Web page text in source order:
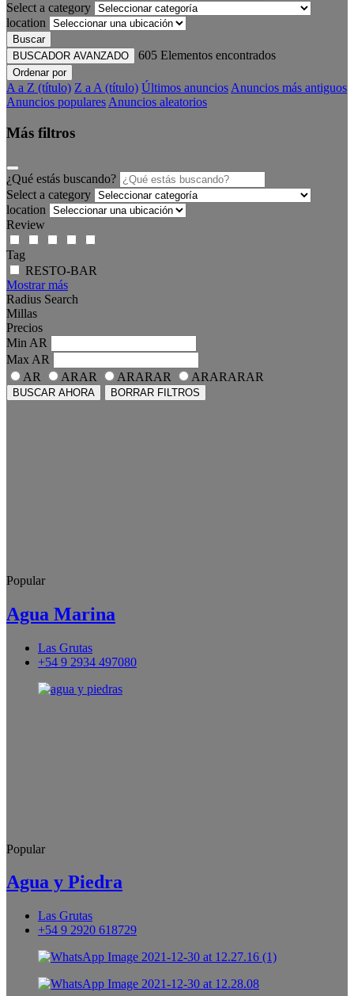
Select a category
location
Buscar
BUSCADOR AVANZADO
605 Elementos encontrados
Ordenar por
A a Z (título) Z a A (título) Últimos anuncios Anuncios más antiguos
Anuncios populares Anuncios aleatorios
Más filtros
¿Qué estás buscando?
Select a category
location
Review
Tag
RESTO-BAR
Mostrar más
Radius Search
Millas
Precios
Min AR
Max AR
AR
ARAR ARARAR ARARARAR
BUSCAR AHORA BORRAR FILTROS
Popular
Agua Marina
Las Grutas
+54 9 2934 497080
Popular
Agua y Piedra
Las Grutas
+54 9 2920 618729